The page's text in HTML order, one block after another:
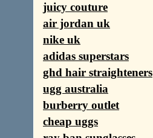
juicy couture
air jordan uk
nike uk
adidas superstars
ghd hair straighteners
ugg australia
burberry outlet
cheap uggs